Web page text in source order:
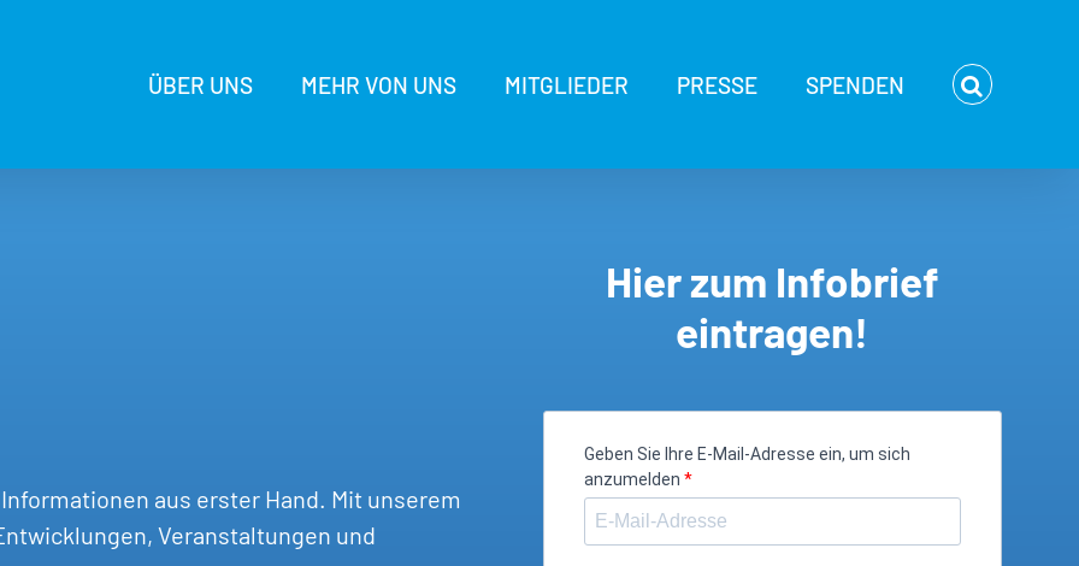
ÜBER UNS MEHR VON UNS MITGLIEDER PRESSE SPENDEN
aus erster Hand. Mit unserem
Veranstaltungen und
Hier zum Infobrief
eintragen!
Geben Sie Ihre E-Mail-Adresse ein, um sich
anzumelden *